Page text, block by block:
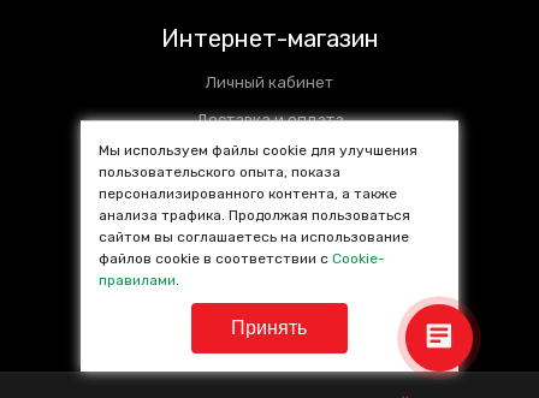
Интернет-магазин
Личный кабинет
Доставка и оплата
Установочные центры
Контакты
SALE %
Популярные товары
Мы используем файлы cookie для улучшения
пользовательского опыта, показа
персонализированного контента, а также
анализа трафика. Продолжая пользоваться
сайтом вы соглашаетесь на использование
файлов cookie в соответствии сCookie-
правилами.
Принять